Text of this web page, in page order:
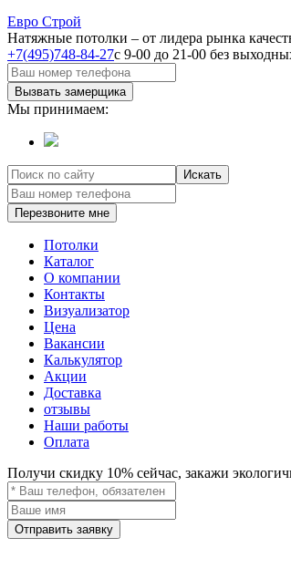
Евро Строй
Натяжные потолки – от лидера рынка
+7(495)748-84-27с 9-00 до 21-00 без
Вызвать замерщика
Мы принимаем:
Искать
Перезвоните мне
Потолки
Каталог
О компании
Контакты
Визуализатор
Цена
Вакансии
Калькулятор
Акции
Доставка
отзывы
Наши работы
Оплата
Получи скидку 10% сейчас, закажи
Отправить заявку